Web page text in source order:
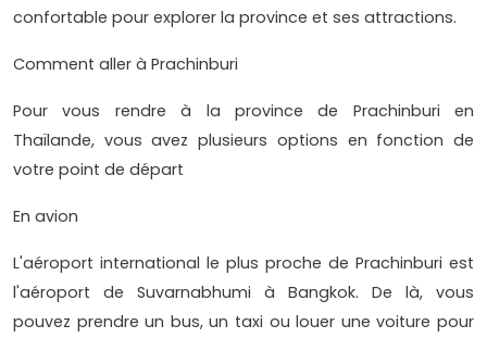
confortable pour explorer la province et ses attractions.
Comment aller à Prachinburi
Pour vous rendre à la province de Prachinburi en
Thaïlande, vous avez plusieurs options en fonction de
votre point de départ
En avion
L'aéroport international le plus proche de Prachinburi est
l'aéroport de Suvarnabhumi à Bangkok. De là, vous
pouvez prendre un bus, un taxi ou louer une voiture pour